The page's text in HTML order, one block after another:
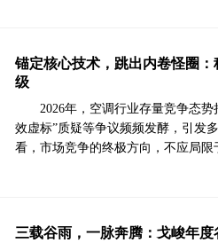
锚定核心技术，跳出内卷怪圈
级
2026年，空调行业存量竞争态
效虚标”质疑等争议频频发酵，引发
看，市场竞争的终极方向，不应局
三载谷雨，一脉奔腾：戈峻年